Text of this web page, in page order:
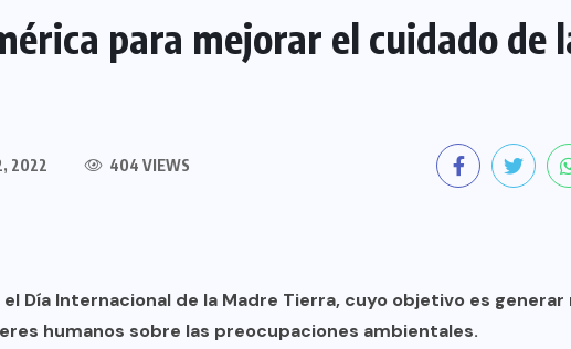
para mejorar el cuidado de
2022 404 VIEWS
el Día Internacional de la Madre Tierra, cuyo objetivo es generar
humanos sobre las preocupaciones ambientales.